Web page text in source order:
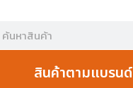
สินค้าตามแบรนด์